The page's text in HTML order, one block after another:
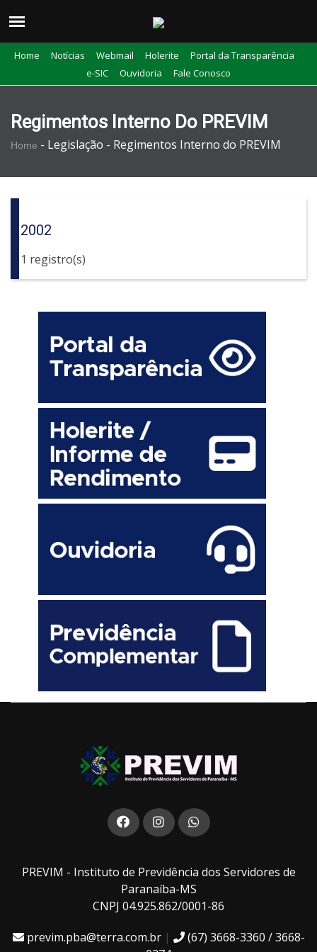
Home Notícias Webmail Holerite
Portal da Transparência
e-SIC
Ouvidoria Fale Conosco
Regimentos Interno Do PREVIM
Home - Legislação - Regimentos Interno do PREVIM
2002
1 registro(s)
PREVIM - Instituto de Previdência dos Servidores de
Paranaíba-MS
CNPJ 04.925.862/0001-86
previm.pba@terra.com.br|
(67) 3668-3360 / 3668-